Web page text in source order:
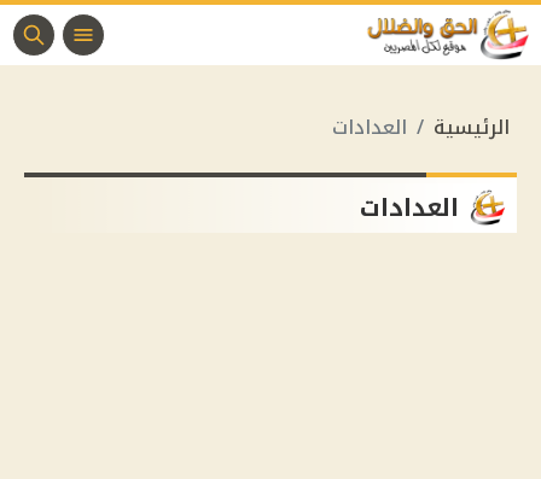
الرئيسية العدادات
العدادات